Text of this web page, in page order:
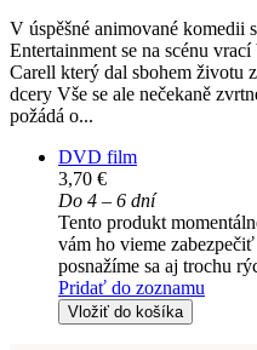
V úspěšné animované komedii
Entertainment se na scénu
Carell který dal sbohem životu
dcery Vše se ale nečekaně
požádá o...
DVD film
3,70 €
Do 4 – 6 dní
Tento produkt
vám ho vieme
posnažíme sa aj trochu
Pridať do zoznamu
Vložiť do košíka